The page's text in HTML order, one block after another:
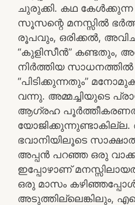
ചുരുക്കി. കഥ
സൂസന്റെ മനസ്സിൽ
രൂപവും, ഒരിക്കൽ,
“കുളിസീൻ” കണ്ടതും,
നിർത്തിയ സാധനത്തിൽ
“പിടിക്കുന്നതും”
വന്നു. അമ്മച്ചിയുടെ
ആഗ്രഹ
ഭവാനിയിലൂടെ
അപ്പൻ പറഞ്ഞ ഒരു
ഇപ്പോഴാണ്
ഒരു മാസം
അടുത്തില്ലെങ്കിലും,